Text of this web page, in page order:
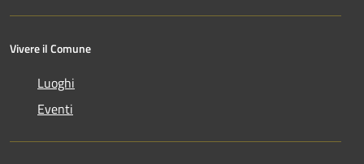
Vivere il Comune
Luoghi
Eventi